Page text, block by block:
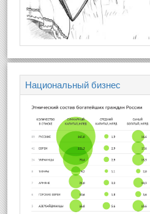
Национальный бизнес